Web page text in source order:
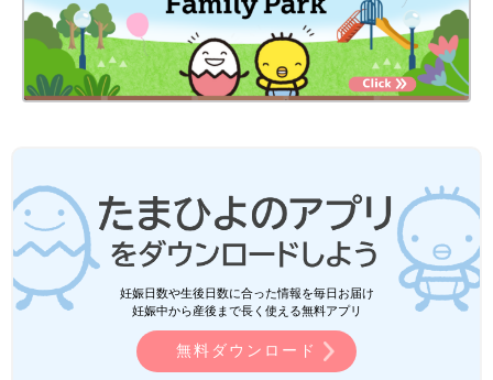
娘たち世代が育児のしやすい日本社会にするために
――「親のがっこう」を設立したきっかけを教えてください。
上条 一番大きなきっかけは、長女が7才、二女が
のときに私
自身が産後うつと診断されたことです。体も気持ちもなんかしん
どい状態は、長女出産後もずっとあって。でも育児ストレスとい
妊娠日数や生後日数に合った情報を毎日お届け
妊娠中から産後まで長く使える無料アプリ
無料ダウンロード